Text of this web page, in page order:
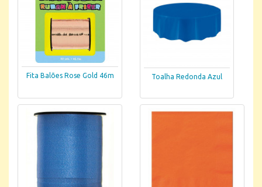
Fita Balões Rose Gold 46m Toalha Redonda Azul